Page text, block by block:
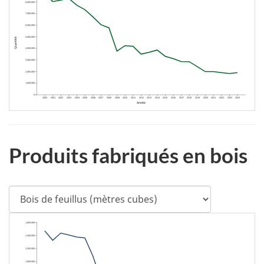
2000 2001 2002 2003 2004 2005 2006 2007 2008 2009 2010 2011 2012 2013 2014 2015 2016 2017 2018 2019 2020 2021 2022 2023 2024
Année
0
1,000,000
2,000,000
3,000,000
4,000,000
5,000,000
6,000,000
7,000,000
8,000,000
Quantité
Produits fabriqués en bois
Sélectionner
le
produit
1,000,000
1,200,000
1,400,000
1,600,000